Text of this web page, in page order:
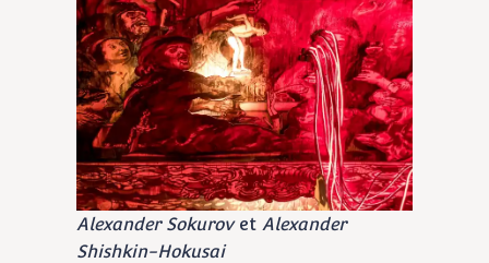
Alexander Sokurovet Alexander
Shishkin-Hokusai